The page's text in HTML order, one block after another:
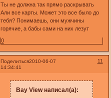
Ты не должна так прямо раскрывать
Али все карты. Может это все было до
тебя? Понимаешь, они мужчины
горячие, а бабы сами на них лезут
0
Поделиться 11
2010-06-07
14:34:41
Bay View написал(а):